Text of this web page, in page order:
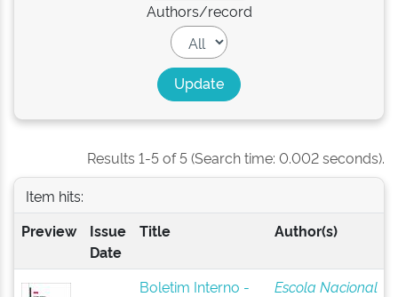
Authors/record
Results 1-5 of 5 (Search time: 0.002 seconds).
Item hits:
Preview
Issue
Date
Title Author(s)
Boletim Interno -
Escola Nacional